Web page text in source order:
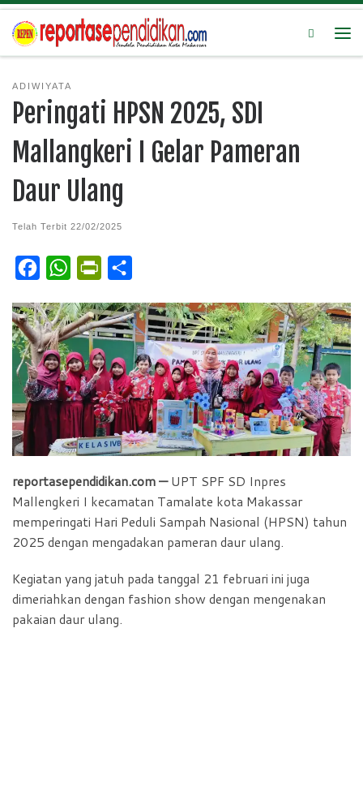
Search
ADIWIYATA
Peringati HPSN 2025, SDI
Mallangkeri I Gelar Pameran
Daur Ulang
Telah Terbit 22/02/2025
c
e
b
o
W
a
t
s
A
p
p
i
n
t
F
r
i
e
n
d
a
r
e
reportasependidikan.com —UPT SPF SD Inpres
Mallengkeri I kecamatan Tamalate kota Makassar
memperingati Hari Peduli Sampah Nasional (HPSN) tahun
2025 dengan mengadakan pameran daur ulang.
Kegiatan yang jatuh pada tanggal 21 februari ini juga
dimeriahkan dengan fashion show dengan mengenakan
pakaian daur ulang.